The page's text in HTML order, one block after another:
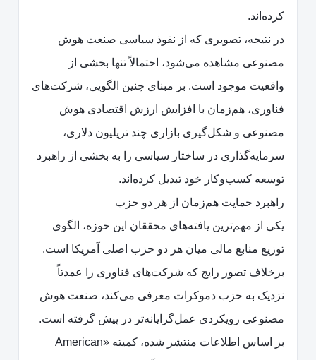
کرده‌اند.
در نتیجه، تصویری که از نفوذ سیاسی صنعت هوش
مصنوعی مشاهده می‌شود، احتمالاً تنها بخشی از
واقعیت موجود است. بر مبنای چنین الگویی، شرکت‌های
فناوری، هم‌زمان با افزایش ارزش اقتصادی هوش
مصنوعی و شکل‌گیری بازاری چند تریلیون دلاری،
سرمایه‌گذاری در ساختار سیاسی را به بخشی از راهبرد
توسعه کسب‌وکار خود تبدیل کرده‌اند.
راهبرد حمایت هم‌زمان از هر دو حزب
یکی از مهم‌ترین یافته‌های محققان این حوزه، الگوی
توزیع منابع مالی میان هر دو حزب اصلی آمریکا است.
برخلاف تصور رایج که شرکت‌های فناوری را عمدتاً
نزدیک به حزب دموکرات معرفی می‌کند، صنعت هوش
مصنوعی رویکردی عمل‌گرایانه‌تر در پیش گرفته است.
بر اساس اطلاعات منتشر شده، کمیته «American